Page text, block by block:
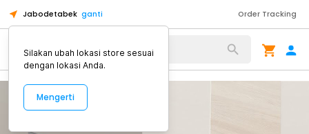
Jabodetabek ganti Order Tracking
Alat Kopi
Silakan ubah lokasi store sesuai
dengan lokasi Anda.
Mengerti